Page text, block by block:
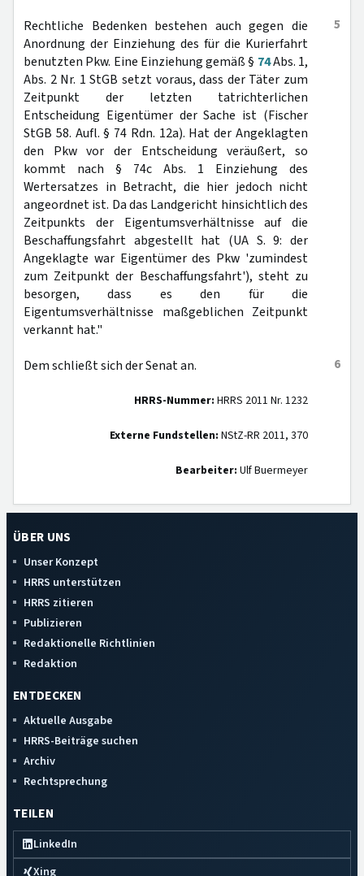
5
Rechtliche Bedenken bestehen auch gegen die
Anordnung der Einziehung des für die Kurierfahrt
benutzten Pkw. Eine Einziehung gemäß § 74Abs. 1,
Abs. 2 Nr. 1 StGB setzt voraus, dass der Täter zum
Zeitpunkt der letzten tatrichterlichen
Entscheidung Eigentümer der Sache ist (Fischer
StGB 58. Aufl. § 74 Rdn. 12a). Hat der Angeklagten
den Pkw vor der Entscheidung veräußert, so
kommt nach § 74c Abs. 1 Einziehung des
Wertersatzes in Betracht, die hier jedoch nicht
angeordnet ist. Da das Landgericht hinsichtlich des
Zeitpunkts der Eigentumsverhältnisse auf die
Beschaffungsfahrt abgestellt hat (UA S. 9: der
Angeklagte war Eigentümer des Pkw 'zumindest
zum Zeitpunkt der Beschaffungsfahrt'), steht zu
besorgen, dass es den für die
Eigentumsverhältnisse maßgeblichen Zeitpunkt
verkannt hat."
6
Dem schließt sich der Senat an.
HRRS-Nummer: HRRS 2011 Nr. 1232
Externe Fundstellen: NStZ-RR 2011, 370
Bearbeiter: Ulf Buermeyer
ÜBER UNS
Unser Konzept
HRRS unterstützen
HRRS zitieren
Publizieren
Redaktionelle Richtlinien
Redaktion
ENTDECKEN
Aktuelle Ausgabe
HRRS-Beiträge suchen
Archiv
Rechtsprechung
TEILEN
LinkedIn
Xing